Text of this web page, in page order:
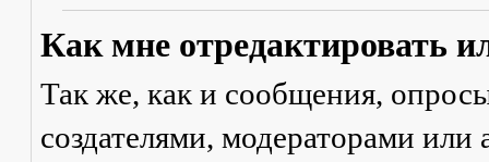
Как мне отредактировать
Так же, как и сообщения,
создателями, модераторами